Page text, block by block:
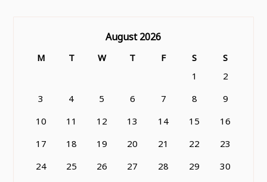
August 2026
M T W T F S
S
1
2
3
4 5 6 7 8
9
10
11 12 13 14 15
16
17
18 19 20 21 22
23
24
25 26 27 28 29
30